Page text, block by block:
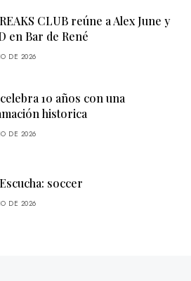
CLUB reúne a Alex June y
en Bar de René
DE 2026
10 años con una
historica
DE 2026
soccer
DE 2026